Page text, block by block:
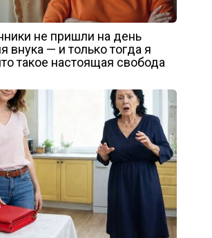
не пришли на день
внука — и только тогда я
такое настоящая свобода